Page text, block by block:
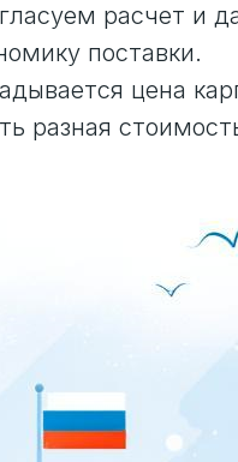
расчет и
поставки.
цена
разная